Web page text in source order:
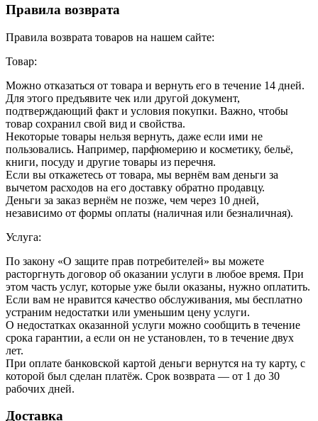
Правила возврата
Правила возврата товаров на нашем сайте:
Товар:
Можно отказаться от товара и вернуть его в течение 14 дней.
Для этого предъявите чек или другой документ,
подтверждающий факт и условия покупки. Важно, чтобы
товар сохранил свой вид и свойства.
Некоторые товары нельзя вернуть, даже если ими не
пользовались. Например, парфюмерию и косметику, бельё,
книги, посуду и другие товары из перечня.
Если вы откажетесь от товара, мы вернём вам деньги за
вычетом расходов на его доставку обратно продавцу.
Деньги за заказ вернём не позже, чем через 10 дней,
независимо от формы оплаты (наличная или безналичная).
Услуга:
По закону «О защите прав потребителей» вы можете
расторгнуть договор об оказании услуги в любое время. При
этом часть услуг, которые уже были оказаны, нужно оплатить.
Если вам не нравится качество обслуживания, мы бесплатно
устраним недостатки или уменьшим цену услуги.
О недостатках оказанной услуги можно сообщить в течение
срока гарантии, а если он не установлен, то в течение двух
лет.
При оплате банковской картой деньги вернутся на ту карту, с
которой был сделан платёж. Срок возврата — от 1 до 30
рабочих дней.
Доставка